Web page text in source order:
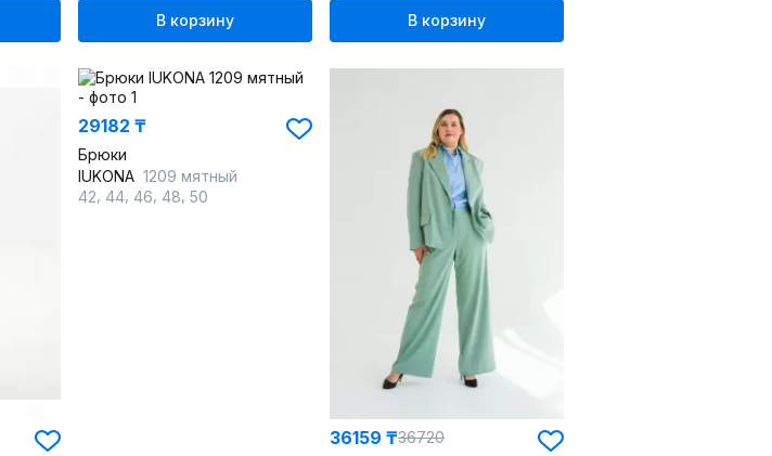
В корзину В корзину
29182 ₸
Брюки
IUKONA 1209 мятный
42 44 46 48 50
36159 ₸36720